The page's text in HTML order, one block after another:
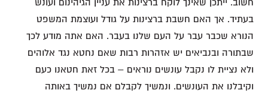
בעתיד. אך האם חשבת ברצינות על גודל ועוצמת המשפט
הנורא שכבר עבר על העם שלנו בעבר. האם אתה מודע לכך
שבתורה ובנביאים יש אזהרות רבות שאם נחטא נגד אלוהים
ולא נציית לו נקבל עונשים נוראים – בכל זאת חטאנו כעם
וקיבלנו את העונשים. ונמשיך לקבלם אם נמשיך באותה